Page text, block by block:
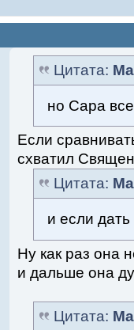
Цитата:
но Сара
Если
схватил
Цитата:
и если
Ну как раз она
и дальше она
Цитата: